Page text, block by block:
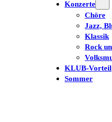
Konzerte
Chöre
Jazz,
Klassik
Rock
KLUB-Vorteil
Sommer